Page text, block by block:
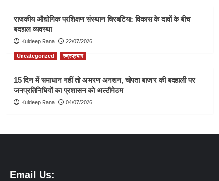
राजकीय औद्योगिक प्रशिक्षण संस्थान चिरबटिया: विकास के दावों के बीच
बदहाल व्यवस्था
Kuldeep Rana 22/07/2026
Uncategorized रुद्रप्रयाग
15 दिन में समाधान नहीं तो आमरण अनशन, चोपता बाजार की बदहाली पर
जनप्रतिनिधियों का प्रशासन को अल्टीमेटम
Kuldeep Rana 04/07/2026
Email Us: